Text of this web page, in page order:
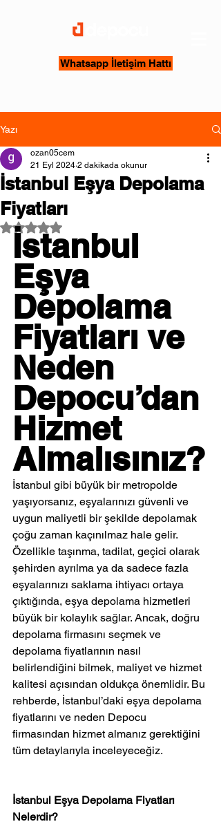
Whatsapp İletişim Hattı
Yazı
İstanbul Eşya Depolama
Fiyatları
ozan05cem
21 Eyl 2024 2 dakikada okunur
5 üzerinden NaN yıldız
İstanbul
Eşya
Depolama
Fiyatları ve
Neden
Depocu’dan
Hizmet
Almalısınız?
İstanbul gibi büyük bir metropolde
yaşıyorsanız, eşyalarınızı güvenli ve
uygun maliyetli bir şekilde depolamak
çoğu zaman kaçınılmaz hale gelir.
Özellikle taşınma, tadilat, geçici olarak
şehirden ayrılma ya da sadece fazla
eşyalarınızı saklama ihtiyacı ortaya
çıktığında, eşya depolama hizmetleri
büyük bir kolaylık sağlar. Ancak, doğru
depolama firmasını seçmek ve
depolama fiyatlarının nasıl
belirlendiğini bilmek, maliyet ve hizmet
kalitesi açısından oldukça önemlidir. Bu
rehberde, İstanbul’daki eşya depolama
fiyatlarını ve neden Depocu
firmasından hizmet almanız gerektiğini
tüm detaylarıyla inceleyeceğiz.
İstanbul Eşya Depolama Fiyatları
Nelerdir?